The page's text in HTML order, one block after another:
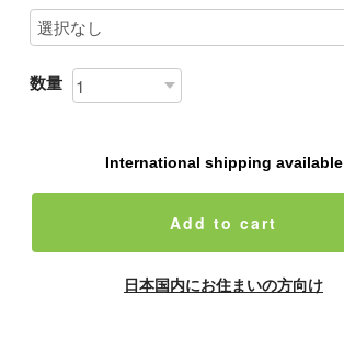
数量
International shipping available
Add to cart
日本国内にお住まいの方向け